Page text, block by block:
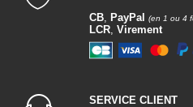
CB, PayPal (en 1 ou 4
LCR, Virement
SERVICE CLIENT